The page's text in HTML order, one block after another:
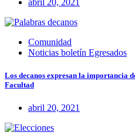
Comunidad
Noticias boletín Egresados
Los decanos expresan la importancia
Facultad
abril 20, 2021